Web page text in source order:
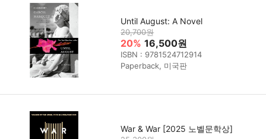
Until August: A Novel
20,700원
20% 16,500원
ISBN : 9781524712914
Paperback, 미국판
War & War [2025 노벨문학상]